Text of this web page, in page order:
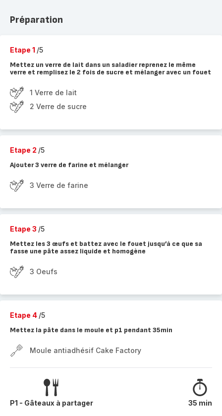
Préparation
Etape 1 /5
Mettez un verre de lait dans un saladier reprenez le même
verre et remplisez le 2 fois de sucre et mélanger avec un fouet
1 Verre de lait
2 Verre de sucre
Etape 2 /5
Ajouter 3 verre de farine et mélanger
3 Verre de farine
Etape 3 /5
Mettez les 3 œufs et battez avec le fouet jusqu’à ce que sa
fasse une pâte assez liquide et homogène
3 Oeufs
Etape 4 /5
Mettez la pâte dans le moule et p1 pendant 35min
Moule antiadhésif Cake Factory
P1 - Gâteaux à partager 35 min